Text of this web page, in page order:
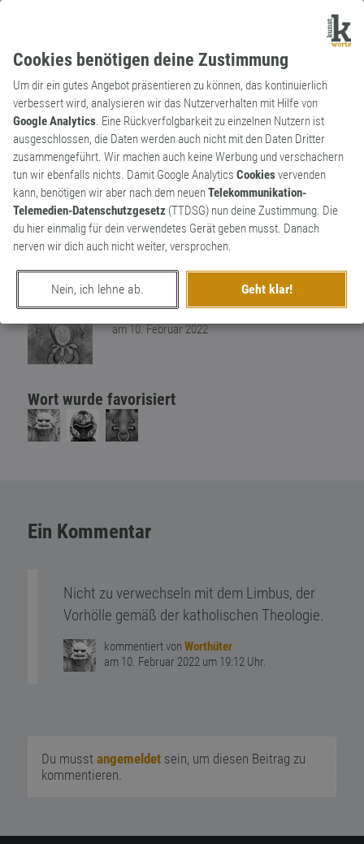
Cookies benötigen deine Zustimmung
Um dir ein gutes Angebot präsentieren zu können, das kontinuierlich
verbessert wird, analysieren wir das Nutzerverhalten mit Hilfe von
Google Analytics. Eine Rückverfolgbarkeit zu einzelnen Nutzern ist
ausgeschlossen, die Daten werden auch nicht mit den Daten Dritter
zusammengeführt. Wir machen auch keine Werbung und verschachern
tun wir ebenfalls nichts. Damit Google Analytics Cookiesvervenden
kann, benötigen wir aber nach dem neuenTelekommunikation-
Telemedien-Datenschutzgesetz (TTDSG) nun deine Zustimmung. Die
du hier einmalig für dein verwendetes Gerät geben musst. Danach
nerven wir dich auch nicht weiter, versprochen.
Nein, ich lehne ab. Geht klar!
Archaismus
Substantiv
Nimbus
Ein besonderer Ruf,ein besonderes
Ansehen,ein glanzvoller Ruhm einer
Person.In der Malerei als Heiligenschein
erschaffen von
am 10. Februar 2022
Wort wurde favorisiert
Ein Kommentar
Nicht zu verwechseln mit dem Limbus, der
Vorhölle gemäß der katholischen Theologie.
kommentiert von Worthüter
am 10. Februar 2022 um 19:12 Uhr.
Du musst angemeldetsein, um diesen Beitrag zu
kommentieren.